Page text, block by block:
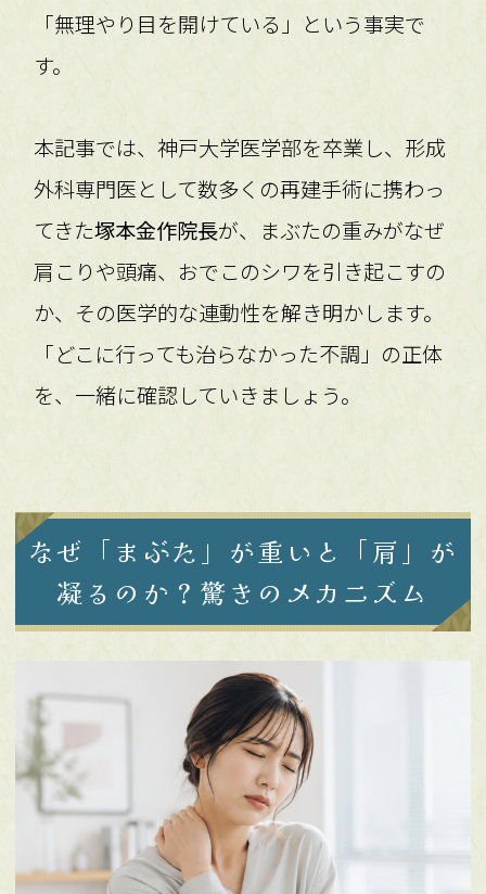
「無理やり目を開けている」という事実で
す。
本記事では、神戸大学医学部を卒業し、形成
外科専門医として数多くの再建手術に携わっ
てきた塚本金作院長が、まぶたの重みがなぜ
肩こりや頭痛、おでこのシワを引き起こすの
か、その医学的な連動性を解き明かします。
「どこに行っても治らなかった不調」の正体
を、一緒に確認していきましょう。
なぜ「まぶた」が重いと「肩」が
凝るのか？驚きのメカニズム